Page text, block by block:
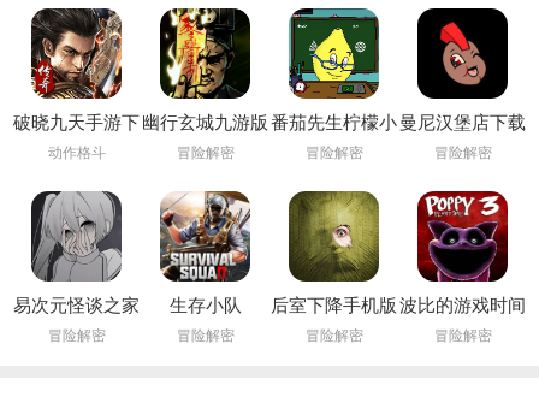
2)
破晓九天手游下
载
动作格斗
幽行玄城九游版
冒险解密
番茄先生柠檬小
姐下载安装
冒险解密
曼尼汉堡店下载
官方
Infernal Bonds)
冒险解密
易次元怪谈之家
下载正版官方手
冒险解密
生存小队
(Survival Squad)
冒险解密
后室下降手机版
下载(Backrooms
冒险解密
波比的游戏时间
第三章手机版
冒险解密